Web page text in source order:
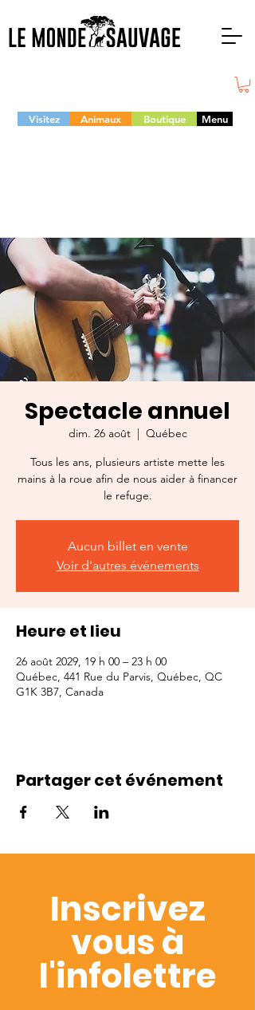
Visitez Animaux Boutique Menu
Spectacle annuel
dim. 26 août
  |
Québec
Tous les ans, plusieurs artiste mette les
mains à la roue afin de nous aider à financer
le refuge.
Aucun billet en vente
Voir d'autres événements
Heure et lieu
26 août 2029, 19 h 00 – 23 h 00
Québec, 441 Rue du Parvis, Québec, QC
G1K 3B7, Canada
Partager cet événement
Inscrivez
vous à
l'infolettre